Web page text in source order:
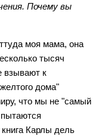
Почему вы
моя мама, она
тысяч
взывают к
дома"
что мы не "самый
Карлы дель